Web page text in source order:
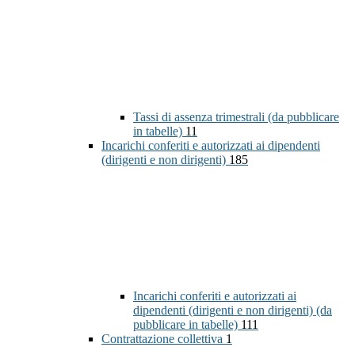
Tassi di assenza trimestrali (da pubblicare
in tabelle) 11
Incarichi conferiti e autorizzati ai dipendenti
(dirigenti e non dirigenti) 185
Incarichi conferiti e autorizzati ai
dipendenti (dirigenti e non dirigenti) (da
pubblicare in tabelle) 111
Contrattazione collettiva 1